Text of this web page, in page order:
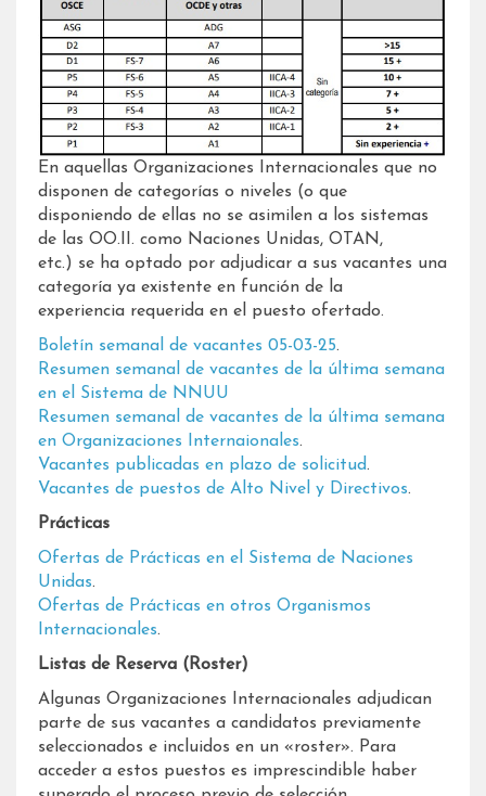
En aquellas Organizaciones Internacionales que no
disponen de categorías o niveles (o que
disponiendo de ellas no se asimilen a los sistemas
de las OO.II. como Naciones Unidas, OTAN,
etc.) se ha optado por adjudicar a sus vacantes una
categoría ya existente en función de la
experiencia requerida en el puesto ofertado.
Boletín semanal de vacantes 05-03-25​.
Resumen semanal de vacantes de la última semana
en el Sistema de NNUU
Resumen semanal de vacantes de la última semana
en Organizaciones Internaionales​​.
Vacantes publicadas en plazo de solicitud​.​
Vacantes de puestos de Alto Nivel y Directivos.
Prácticas
Ofertas de Prácticas en el Sistema de Naciones
Unidas.
Ofertas de Prácticas en otros Organismos
Internacionales​.
​​​​Listas de Reserva (Roster)
Algunas Organizaciones Internacionales adjudican
parte de sus vacantes a candidatos previamente
seleccionados e incluidos en un «roster». Para
acceder a estos puestos es imprescindible haber